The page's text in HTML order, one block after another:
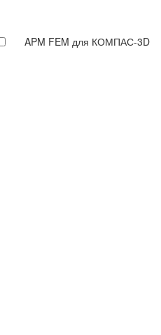
APM FEM для КОМПАС-3D